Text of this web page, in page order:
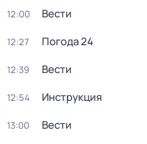
12:00 Вести
12:27 Погода 24
12:39 Вести
12:54 Инструкция
13:00 Вести